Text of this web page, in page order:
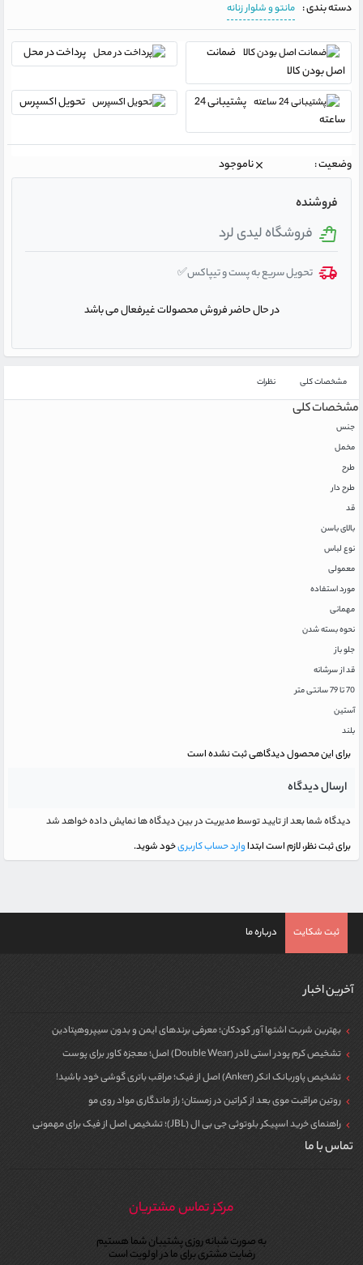
دسته بندی : مانتو و شلوار زنانه
ضمانت
اصل بودن کالا
پرداخت در محل
پشتیبانی 24
ساعته
تحویل اکسپرس
وضعیت : ناموجود
فروشنده
فروشگاه لیدی لرد
تحویل سریع به پست و تیپاکس✅
در حال حاضر فروش محصولات غیرفعال می باشد
مشخصات کلی نظرات
مشخصات کلی
جنس
مخمل
طرح
طرح دار
قد
بالای باسن
نوع لباس
معمولی
مورد استفاده
مهمانی
نحوه بسته شدن
جلو باز
قد از سرشانه
70 تا 79 سانتی متر
آستین
بلند
برای این محصول دیدگاهی ثبت نشده است
ارسال دیدگاه
دیدگاه شما بعد از تایید توسط مدیریت در بین دیدگاه ها نمایش داده خواهد شد
برای ثبت نظر، لازم است ابتداوارد حساب کاربریخود شوید.
ثبت شکایت درباره ما
آخرین اخبار
بهترین شربت اشتها آور کودکان؛ معرفی برندهای ایمن و بدون سیپروهپتادین
تشخیص کرم پودر استی لادر (Double Wear) اصل؛ معجزه کاور برای پوست
تشخیص پاوربانک انکر (Anker) اصل از فیک؛ مراقب باتری گوشی خود باشید!
روتین مراقبت موی بعد از کراتین در زمستان؛ راز ماندگاری مواد روی مو
راهنمای خرید اسپیکر بلوتوثی جی بی ال (JBL)؛ تشخیص اصل از فیک برای مهمونی
تماس با ما
مرکز تماس مشتریان
به صورت شبانه روزی پشتیبان شما هستیم
رضایت مشتری برای ما در اولویت است